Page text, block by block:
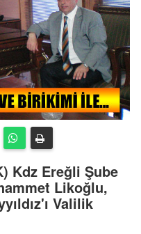
Kdz Ereğli Şube
Likoğlu,
Valilik